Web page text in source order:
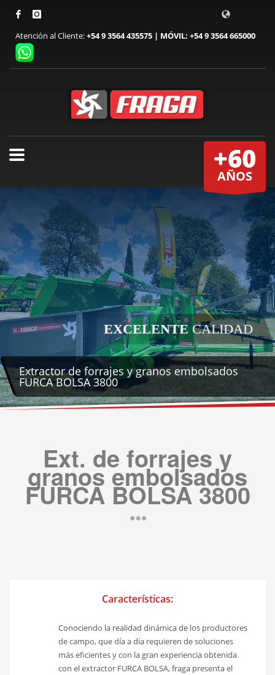
Atención al Cliente:+54 9 3564 435575 | MÓVIL: +54 9 3564 665000
+60
AÑOS
EXCELENTE CALIDAD
Extractor de forrajes y granos embolsados
FURCA BOLSA 3800
Ext. de forrajes y
granos embolsados
FURCA BOLSA 3800
Características:
Conociendo la realidad dinámica de los productores
de campo, que día a día requieren de soluciones
más eficientes y con la gran experiencia obtenida
con el extractor FURCA BOLSA, fraga presenta el